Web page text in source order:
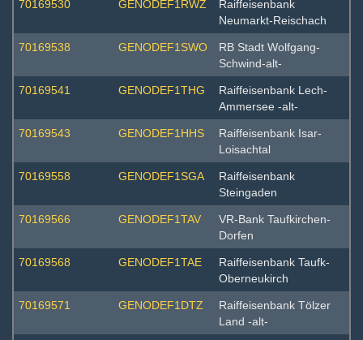
70169530 GENODEF1RWZ
Raiffeisenbank
Neumarkt-Reischach
70169538 GENODEF1SWO
RB Stadt Wolfgang-
Schwind-alt-
70169541 GENODEF1THG
Raiffeisenbank Lech-
Ammersee -alt-
70169543 GENODEF1HHS
Raiffeisenbank Isar-
Loisachtal
70169558 GENODEF1SGA
Raiffeisenbank
Steingaden
70169566 GENODEF1TAV
VR-Bank Taufkirchen-
Dorfen
70169568 GENODEF1TAE
Raiffeisenbank Taufk-
Oberneukirch
70169571 GENODEF1DTZ
Raiffeisenbank Tölzer
Land -alt-